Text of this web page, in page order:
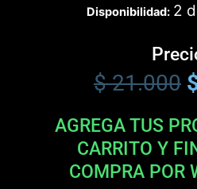
Disponibilidad: 2
$21.000
AGREGA TUS
CARRITO Y
COMPRA POR